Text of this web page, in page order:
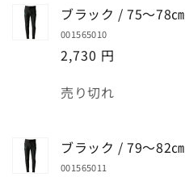
ブラック / 75～78㎝
001565010
2,730 円
数
売り切れ
ブラック / 79～82㎝
001565011